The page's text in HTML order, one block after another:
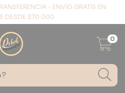
- ENVÍO GRATIS EN
DESDE $70.000
0